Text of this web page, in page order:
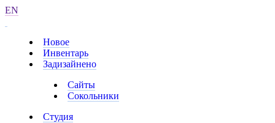
EN
Новое
Инвентарь
Задизайнено
Сайты
Сокольники
Студия